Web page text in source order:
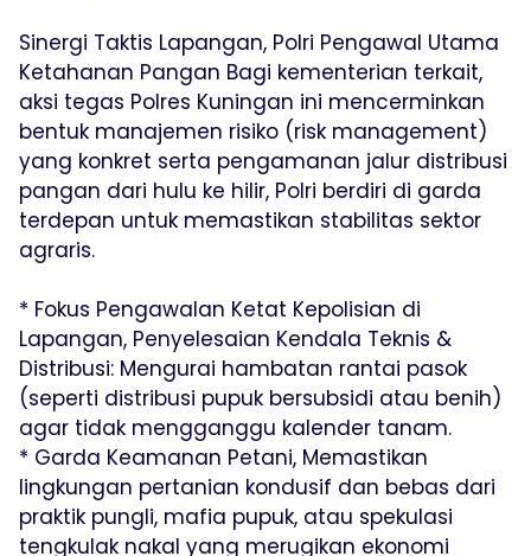
Sinergi Taktis Lapangan, Polri Pengawal Utama
Ketahanan Pangan Bagi kementerian terkait,
aksi tegas Polres Kuningan ini mencerminkan
bentuk manajemen risiko (risk management)
yang konkret serta pengamanan jalur distribusi
pangan dari hulu ke hilir, Polri berdiri di garda
terdepan untuk memastikan stabilitas sektor
agraris.
* Fokus Pengawalan Ketat Kepolisian di
Lapangan, Penyelesaian Kendala Teknis &
Distribusi: Mengurai hambatan rantai pasok
(seperti distribusi pupuk bersubsidi atau benih)
agar tidak mengganggu kalender tanam.
* Garda Keamanan Petani, Memastikan
lingkungan pertanian kondusif dan bebas dari
praktik pungli, mafia pupuk, atau spekulasi
tengkulak nakal yang merugikan ekonomi